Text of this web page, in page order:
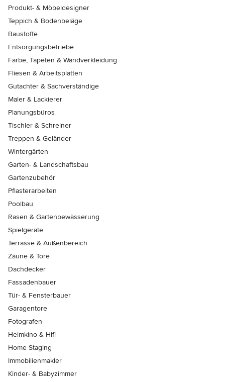
Produkt- & Möbeldesigner
Teppich & Bodenbeläge
Baustoffe
Entsorgungsbetriebe
Farbe, Tapeten & Wandverkleidung
Fliesen & Arbeitsplatten
Gutachter & Sachverständige
Maler & Lackierer
Planungsbüros
Tischler & Schreiner
Treppen & Geländer
Wintergärten
Garten- & Landschaftsbau
Gartenzubehör
Pflasterarbeiten
Poolbau
Rasen & Gartenbewässerung
Spielgeräte
Terrasse & Außenbereich
Zäune & Tore
Dachdecker
Fassadenbauer
Tür- & Fensterbauer
Garagentore
Fotografen
Heimkino & Hifi
Home Staging
Immobilienmakler
Kinder- & Babyzimmer